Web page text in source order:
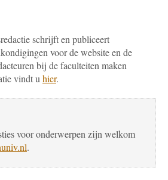
schrijft en publiceert
voor de website en de
bij de faculteiten maken
vindt u hier.
voor onderwerpen zijn welkom
.